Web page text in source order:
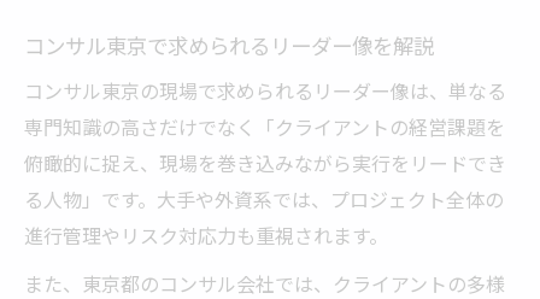
コンサル東京で求められるリーダー像を解説
コンサル東京の現場で求められるリーダー像は、単なる
専門知識の高さだけでなく「クライアントの経営課題を
俯瞰的に捉え、現場を巻き込みながら実行をリードでき
る人物」です。大手や外資系では、プロジェクト全体の
進行管理やリスク対応力も重視されます。
また、東京都のコンサル会社では、クライアントの多様